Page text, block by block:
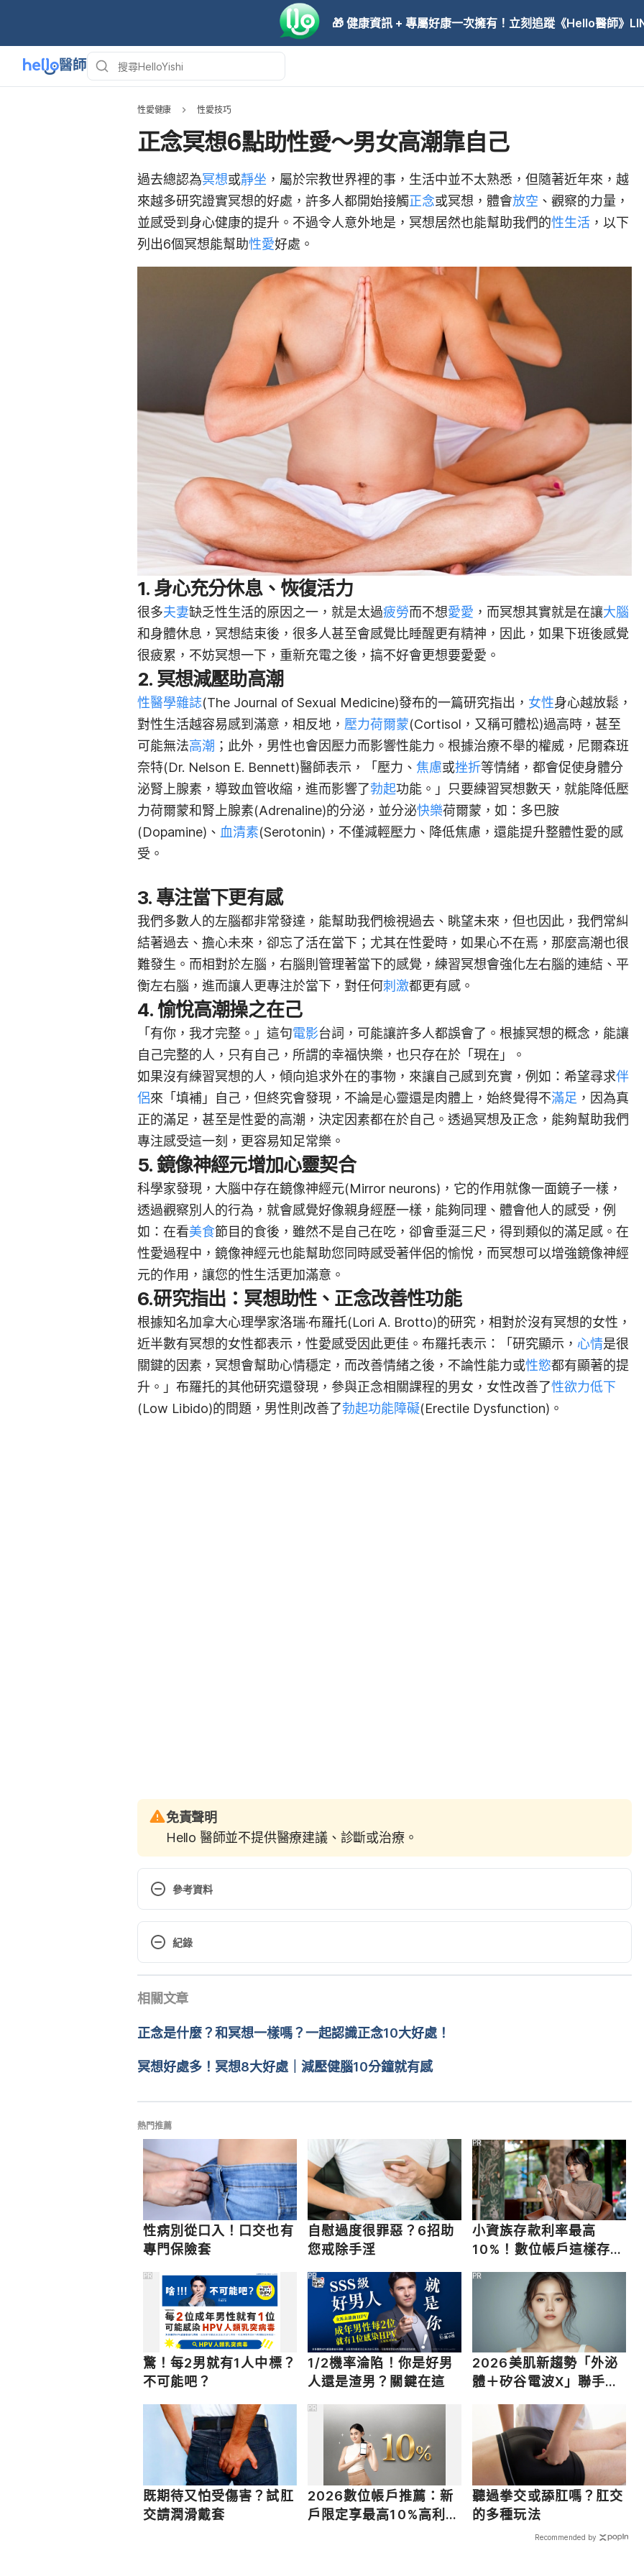
🎁 健康資訊 + 專屬好康一次擁有！立刻追蹤《Hello醫師》
性愛健康 性愛技巧
正念冥想6點助性愛～男女高潮靠自己
過去總認為冥想或靜坐 ，屬於宗教世界裡的事，生活中並不太熟悉，但隨著近年來，越
來越多研究證實冥想的好處，許多人都開始接觸正念或冥想，體會放空 、觀察的力量，
並感受到身心健康的提升。不過令人意外地是，冥想居然也能幫助我們的性生活 ，以下
列出6個冥想能幫助性愛好處。
1. 身心充分休息、恢復活力
很多夫妻缺乏性生活的原因之一，就是太過疲勞而不想愛愛 ，而冥想其實就是在讓大腦
和身體休息，冥想結束後，很多人甚至會感覺比睡醒更有精神，因此，如果下班後感覺
很疲累，不妨冥想一下，重新充電之後，搞不好會更想要愛愛。
2. 冥想減壓助高潮
性醫學雜誌(The Journal of Sexual Medicine)發布的一篇研究指出， 女性身心越放鬆，
對性生活越容易感到滿意，相反地， 壓力荷爾蒙(Cortisol，又稱可體松)過高時，甚至
可能無法高潮 ；此外，男性也會因壓力而影響性能力。根據治療不舉的權威，尼爾森班
奈特(Dr. Nelson E. Bennett)醫師表示，「壓力、 焦慮或挫折等情緒，都會促使身體分
泌腎上腺素，導致血管收縮，進而影響了勃起功能。」只要練習冥想數天，就能降低壓
力荷爾蒙和腎上腺素(Adrenaline)的分泌，並分泌快樂荷爾蒙，如：多巴胺
(Dopamine)、 血清素(Serotonin)，不僅減輕壓力、降低焦慮，還能提升整體性愛的感
受。
3. 專注當下更有感
我們多數人的左腦都非常發達，能幫助我們檢視過去、眺望未來，但也因此，我們常糾
結著過去、擔心未來，卻忘了活在當下；尤其在性愛時，如果心不在焉，那麼高潮也很
難發生。而相對於左腦，右腦則管理著當下的感覺，練習冥想會強化左右腦的連結、平
衡左右腦，進而讓人更專注於當下，對任何刺激都更有感。
4. 愉悅高潮操之在己
「有你，我才完整。」這句電影台詞，可能讓許多人都誤會了。根據冥想的概念，能讓
自己完整的人，只有自己，所謂的幸福快樂，也只存在於「現在」。
如果沒有練習冥想的人，傾向追求外在的事物，來讓自己感到充實，例如：希望尋求伴
侶來「填補」自己，但終究會發現，不論是心靈還是肉體上，始終覺得不滿足 ，因為真
正的滿足，甚至是性愛的高潮，決定因素都在於自己。透過冥想及正念，能夠幫助我們
專注感受這一刻，更容易知足常樂。
5.鏡像神經元增加心靈契合
科學家發現，大腦中存在鏡像神經元(Mirror neurons)，它的作用就像一面鏡子一樣，
透過觀察別人的行為，就會感覺好像親身經歷一樣，能夠同理、體會他人的感受，例
如：在看美食節目的食後，雖然不是自己在吃，卻會垂涎三尺，得到類似的滿足感。在
性愛過程中，鏡像神經元也能幫助您同時感受著伴侶的愉悅，而冥想可以增強鏡像神經
元的作用，讓您的性生活更加滿意。
6.研究指出：冥想助性、正念改善性功能
根據知名加拿大心理學家洛瑞·布羅托(Lori A. Brotto)的研究，相對於沒有冥想的女性，
近半數有冥想的女性都表示，性愛感受因此更佳。布羅托表示：「研究顯示， 心情是很
關鍵的因素，冥想會幫助心情穩定，而改善情緒之後，不論性能力或性慾都有顯著的提
升。」布羅托的其他研究還發現，參與正念相關課程的男女，女性改善了性欲力低下
(Low Libido)的問題，男性則改善了勃起功能障礙(Erectile Dysfunction)。
免責聲明
Hello 醫師並不提供醫療建議、診斷或治療。
參考資料
https://www.mindbodygreen.com/0-16857/5-ways-meditation-can-help-you-have-
mindblowing-sex.html
https://www.psychologytoday.com/us/blog/all-about-sex/201905/mindfulness-
紀錄
2020/05/11
醫學審稿： 賴建翰醫師
由
Dylan Tang 更新
相關文章
正念是什麼？和冥想一樣嗎？一起認識正念10大好處！
冥想好處多！冥想8大好處｜減壓健腦10分鐘就有感
熱門推薦
性病別從口入！口交也有
專門保險套
自慰過度很罪惡？6招助
您戒除手淫
小資族存款利率最高
10%！數位帳戶這樣存超
PR
驚！每2男就有1人中標？
不可能吧？
PR
1/2機率淪陷！你是好男
人還是渣男？關鍵在這
PR
2026美肌新趨勢「外泌
體＋矽谷電波X」聯手，
開啟高階養膚新世代
PR
既期待又怕受傷害？試肛
交請潤滑戴套
2026數位帳戶推薦：新
戶限定享最高10%高利活
PR
聽過拳交或舔肛嗎？肛交
的多種玩法
Recommended by